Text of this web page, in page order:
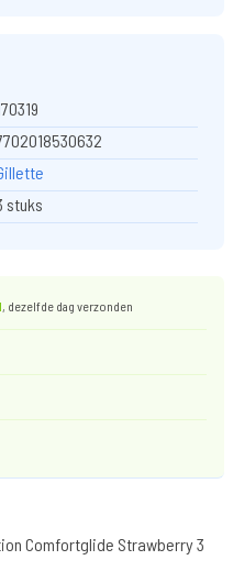
stuks
, dezelfde dag verzonden
Comfortglide Strawberry 3